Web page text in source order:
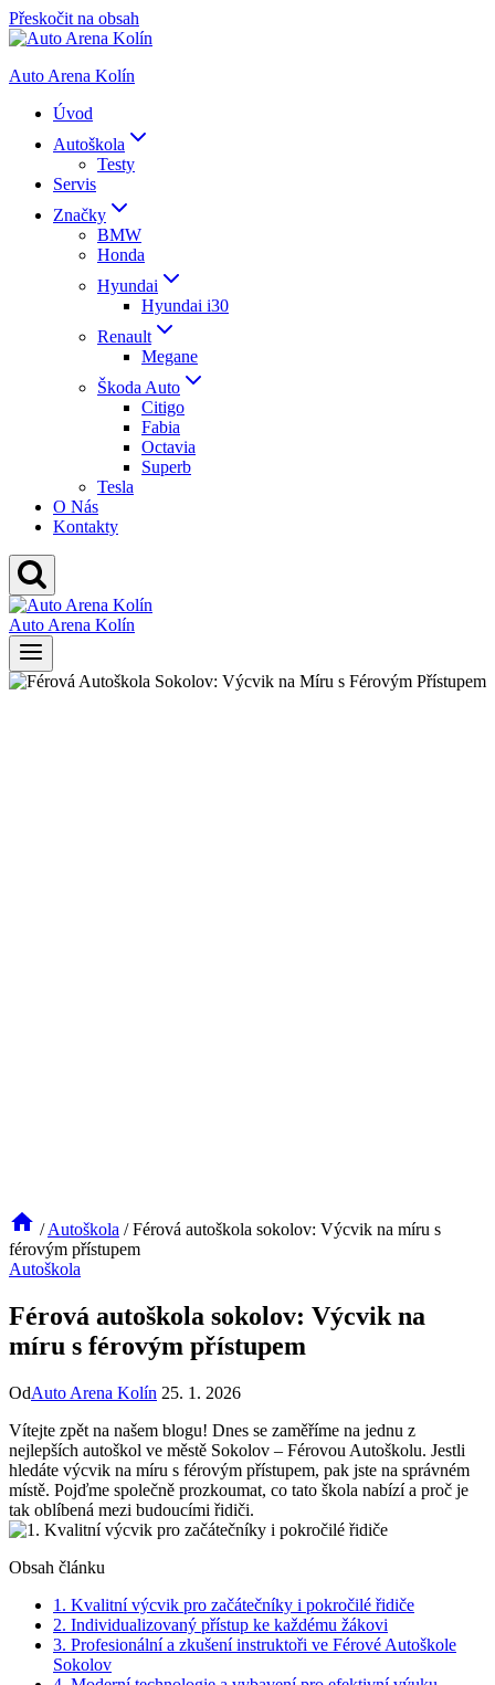
Přeskočit na obsah
Auto Arena Kolín
Úvod
Autoškola
Testy
Servis
Značky
BMW
Honda
Hyundai
Hyundai i30
Renault
Megane
Škoda Auto
Citigo
Fabia
Octavia
Superb
Tesla
O Nás
Kontakty
Auto Arena Kolín
/ Autoškola / Férová autoškola sokolov: Výcvik na míru s
férovým přístupem
Autoškola
Férová autoškola sokolov: Výcvik na
míru s férovým přístupem
OdAuto Arena Kolín 25. 1. 2026
Vítejte zpět na našem blogu! Dnes se zaměříme na jednu z
nejlepších autoškol ve městě Sokolov – Férovou Autoškolu. Jestli
hledáte výcvik na míru s férovým přístupem, pak jste na správném
místě. Pojďme společně prozkoumat, co tato škola nabízí a proč je
tak oblíbená mezi budoucími řidiči.
Obsah článku
1. Kvalitní výcvik pro začátečníky i pokročilé řidiče
2. Individualizovaný přístup ke každému žákovi
3. Profesionální a zkušení instruktoři ve Férové Autoškole
Sokolov